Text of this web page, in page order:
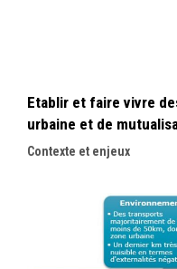
Etablir et faire vivre
urbaine et de
Contexte et enjeux